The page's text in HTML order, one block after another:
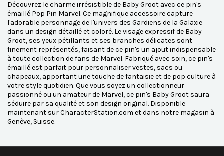
Découvrez le charme irrésistible de Baby Groot avec ce pin's
émaillé Pop Pin Marvel. Ce magnifique accessoire capture
l'adorable personnage de l'univers des Gardiens de la Galaxie
dans un design détaillé et coloré. Le visage expressif de Baby
Groot, ses yeux pétillants et ses branches délicates sont
finement représentés, faisant de ce pin's un ajout indispensable
à toute collection de fans de Marvel. Fabriqué avec soin, ce pin's
émaillé est parfait pour personnaliser vestes, sacs ou
chapeaux, apportant une touche de fantaisie et de pop culture à
votre style quotidien. Que vous soyez un collectionneur
passionné ou un amateur de Marvel, ce pin's Baby Groot saura
séduire par sa qualité et son design original. Disponible
maintenant sur CharacterStation.com et dans notre magasin à
Genève, Suisse.